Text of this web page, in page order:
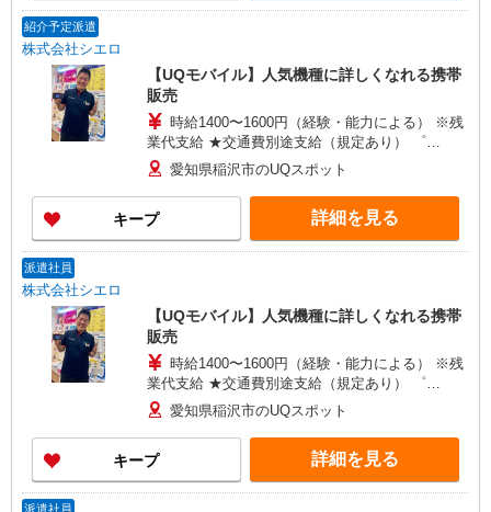
紹介予定派遣
株式会社シエロ
【UQモバイル】人気機種に詳しくなれる携帯
販売
時給1400〜1600円（経験・能力による） ※残
業代支給 ★交通費別途支給（規定あり） ゜
+゜・。○。・゜+゜・。○。・゜+゜ 入社祝い金10
万円支給(規定有) お友達を紹介頂くと, インセンテ
ィブ支給(規定有) ★月2回払い・週払い可能（規程
有）★ ゜・。○。・゜+゜・。○。・゜+゜
愛知県稲沢市のUQスポット
キープ 詳細を見る
派遣社員
株式会社シエロ
【UQモバイル】人気機種に詳しくなれる携帯
販売
時給1400〜1600円（経験・能力による） ※残
業代支給 ★交通費別途支給（規定あり） ゜
+゜・。○。・゜+゜・。○。・゜+゜ 入社祝い金10
万円支給(規定有) お友達を紹介頂くと, インセンテ
ィブ支給(規定有) ★月2回払い・週払い可能（規程
有）★ ゜・。○。・゜+゜・。○。・゜+゜
愛知県稲沢市のUQスポット
キープ 詳細を見る
派遣社員